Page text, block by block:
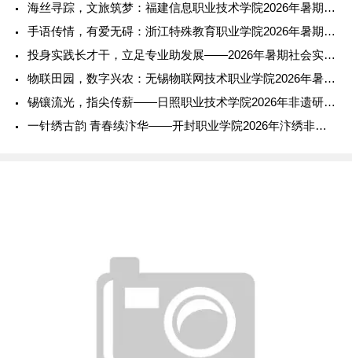
海丝寻踪，文旅筑梦：福建信息职业技术学院2026年暑期社会实
手语传情，有爱无碍：浙江特殊教育职业学院2026年暑期社会实
投身实践长才干，立足专业助发展——2026年暑期社会实践报告
物联田园，数字兴农：无锡物联网技术职业学院2026年暑期社会
锡镶流光，指尖传薪——日照职业技术学院2026年非遗研学实践
一针绣古韵 青春续汴华——开封职业学院2026年汴绣非遗传承